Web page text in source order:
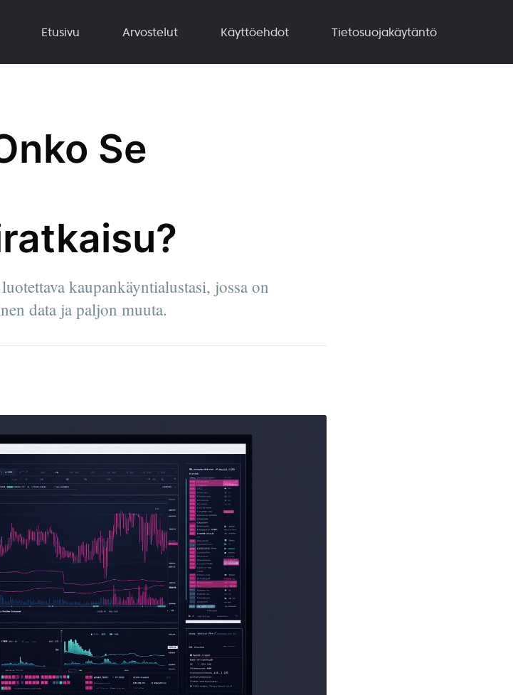
Etusivu Arvostelut Käyttöehdot Tietosuojakäytäntö
Se
kaupankäyntialustasi, jossa on
data ja paljon muuta.